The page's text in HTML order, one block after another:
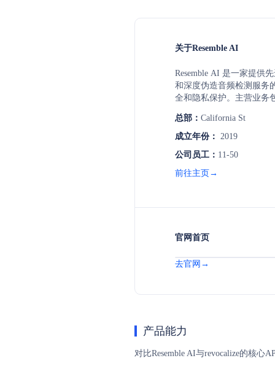
关于Resemble AI
Resemble AI 是一家提供
和深度伪造音频检测服务
全和隐私保护。主营业务
伪造检测、AI水印、身份
等。
总部： California St
成立年份： 2019
公司员工： 11-50
前往主页→
官网首页
去官网→
产品能力
对比Resemble AI与revocalize的核